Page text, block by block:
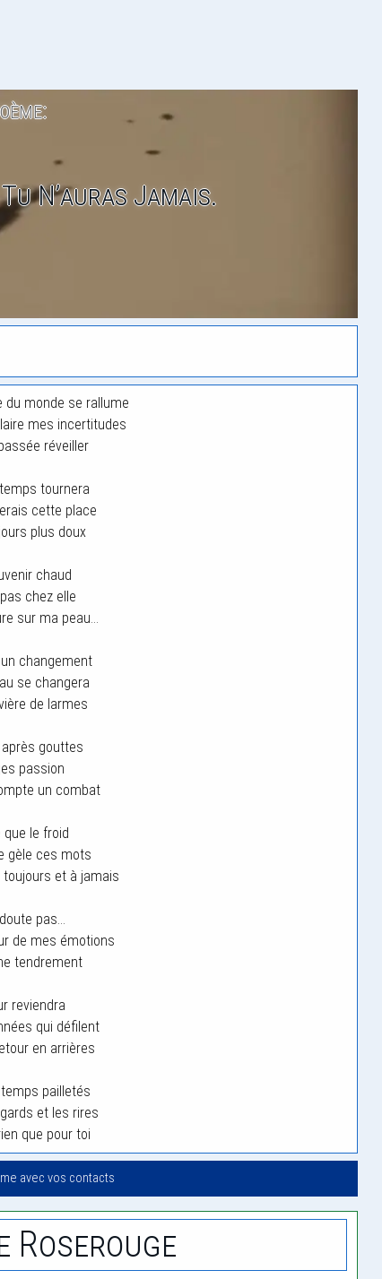
N’auras Jamais.
du monde se rallume
mes incertitudes
réveiller
tournera
cette place
plus doux
chaud
chez elle
sur ma peau…
changement
se changera
de larmes
gouttes
passion
un combat
que le froid
gèle ces mots
toujours et à jamais
doute pas…
de mes émotions
tendrement
reviendra
qui défilent
en arrières
pailletés
et les rires
que pour toi
avec vos contacts
Roserouge